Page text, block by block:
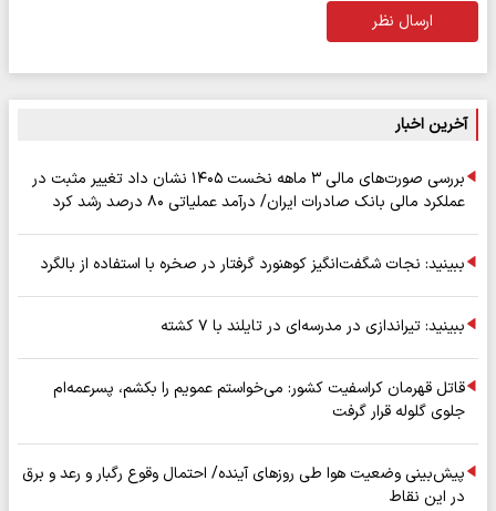
ارسال نظر
آخرین اخبار
بررسی صورت‌های مالی ۳ ماهه نخست ۱۴۰۵ نشان داد تغییر مثبت در
عملکرد مالی بانک صادرات ایران/ درآمد عملیاتی ۸۰ درصد رشد کرد
ببینید: نجات شگفت‌انگیز کوهنورد گرفتار در صخره با استفاده از بالگرد
ببینید: تیراندازی در مدرسه‌ای در تایلند با ۷ کشته
قاتل قهرمان کراسفیت کشور: می‌خواستم عمویم را بکشم، پسرعمه‌ام
جلوی گلوله قرار گرفت
پیش‌بینی وضعیت هوا طی روزهای آینده/ احتمال وقوع رگبار و رعد و برق
در این نقاط